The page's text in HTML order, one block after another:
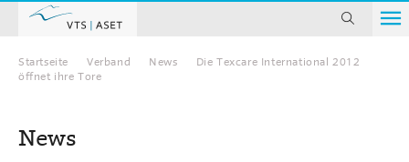
Home
Startseite Verband News
Die Texcare International 2012
öffnet ihre Tore
News